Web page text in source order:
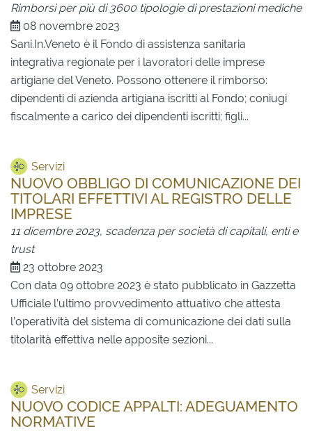
Rimborsi per più di 3600 tipologie di prestazioni mediche
08 novembre 2023
Sani.In.Veneto è il Fondo di assistenza sanitaria
integrativa regionale per i lavoratori delle imprese
artigiane del Veneto. Possono ottenere il rimborso:
dipendenti di azienda artigiana iscritti al Fondo; coniugi
fiscalmente a carico dei dipendenti iscritti; figli...
Servizi
NUOVO OBBLIGO DI COMUNICAZIONE DEI
TITOLARI EFFETTIVI AL REGISTRO DELLE
IMPRESE
11 dicembre 2023, scadenza per società di capitali, enti e
trust
23 ottobre 2023
Con data 09 ottobre 2023 è stato pubblicato in Gazzetta
Ufficiale l’ultimo provvedimento attuativo che attesta
l’operatività del sistema di comunicazione dei dati sulla
titolarità effettiva nelle apposite sezioni...
Servizi
NUOVO CODICE APPALTI: ADEGUAMENTO
NORMATIVE